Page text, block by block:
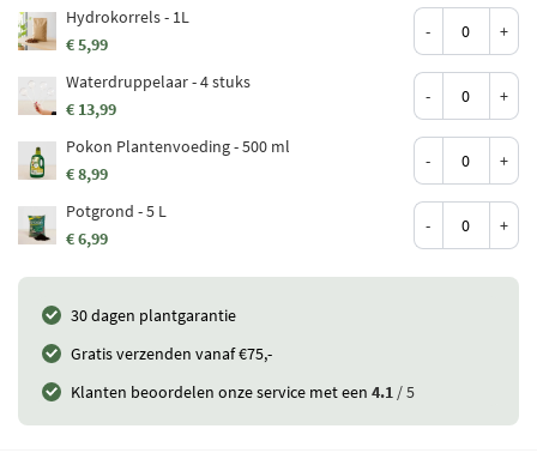
Hydrokorrels - 1L
€ 5,99
- +
Waterdruppelaar - 4 stuks
€ 13,99
- +
Pokon Plantenvoeding - 500 ml
€ 8,99
- +
Potgrond - 5 L
€ 6,99
- +
30 dagen plantgarantie
Gratis verzenden vanaf €75,-
Klanten beoordelen onze service met een4.1 / 5